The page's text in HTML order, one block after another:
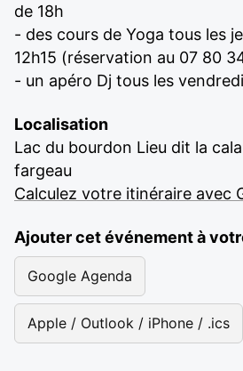
de 18h
- des cours de Yoga tous les
12h15 (réservation au 07 80
- un apéro Dj tous les
Localisation
Lac du bourdon Lieu dit la
fargeau
Calculez votre itinéraire avec
Ajouter cet événement à
Google Agenda
Apple / Outlook / iPhone / .ics